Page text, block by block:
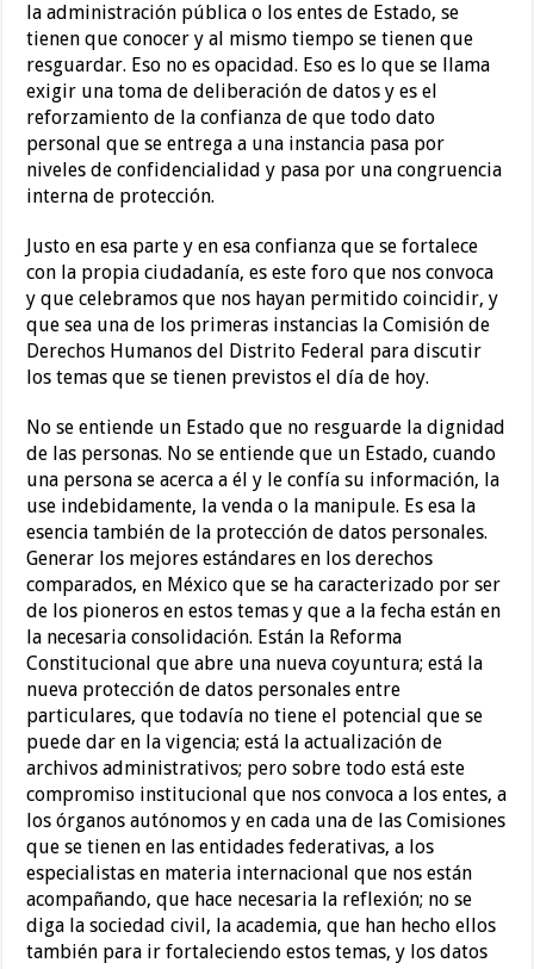
la administración pública o los entes de Estado, se
tienen que conocer y al mismo tiempo se tienen que
resguardar. Eso no es opacidad. Eso es lo que se llama
exigir una toma de deliberación de datos y es el
reforzamiento de la confianza de que todo dato
personal que se entrega a una instancia pasa por
niveles de confidencialidad y pasa por una congruencia
interna de protección.
Justo en esa parte y en esa confianza que se fortalece
con la propia ciudadanía, es este foro que nos convoca
y que celebramos que nos hayan permitido coincidir, y
que sea una de los primeras instancias la Comisión de
Derechos Humanos del Distrito Federal para discutir
los temas que se tienen previstos el día de hoy.
No se entiende un Estado que no resguarde la dignidad
de las personas. No se entiende que un Estado, cuando
una persona se acerca a él y le confía su información, la
use indebidamente, la venda o la manipule. Es esa la
esencia también de la protección de datos personales.
Generar los mejores estándares en los derechos
comparados, en México que se ha caracterizado por ser
de los pioneros en estos temas y que a la fecha están en
la necesaria consolidación. Están la Reforma
Constitucional que abre una nueva coyuntura; está la
nueva protección de datos personales entre
particulares, que todavía no tiene el potencial que se
puede dar en la vigencia; está la actualización de
archivos administrativos; pero sobre todo está este
compromiso institucional que nos convoca a los entes, a
los órganos autónomos y en cada una de las Comisiones
que se tienen en las entidades federativas, a los
especialistas en materia internacional que nos están
acompañando, que hace necesaria la reflexión; no se
diga la sociedad civil, la academia, que han hecho ellos
también para ir fortaleciendo estos temas, y los datos